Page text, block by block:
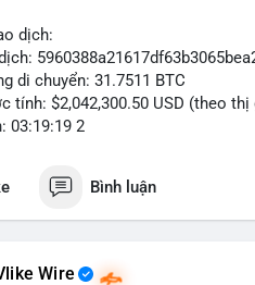
dịch:
di chuyển: 31.7511 BTC
tính: $2,042,300.50 USD (theo thị
03:19:19 2
Bình luận
Wire